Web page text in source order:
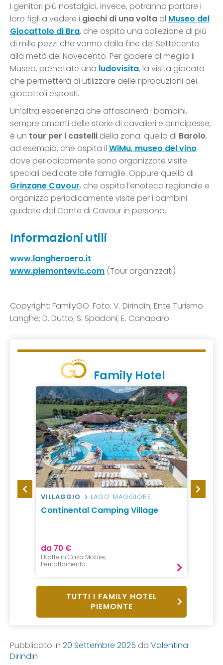
I genitori più nostalgici, invece, potranno portare i
loro figli a vedere i giochi di una volta al Museo del
Giocattolo di Bra, che ospita una collezione di più
di mille pezzi che vanno dalla fine del Settecento
alla metà del Novecento. Per godere al meglio il
Museo, prenotate una ludovisita, la visita giocata
che permetterà di utilizzare delle riproduzioni dei
giocattoli esposti.
Un’altra esperienza che affascinerà i bambini,
sempre amanti delle storie di cavalieri e principesse,
è un tour per i castelli della zona: quello di Barolo,
ad esempio, che ospita il WiMu, museo del vino
dove periodicamente sono organizzate visite
speciali dedicate alle famiglie. Oppure quello di
Grinzane Cavour, che ospita l’enoteca regionale e
organizza periodicamente visite per i bambini
guidate dal Conte di Cavour in persona.
Informazioni utili
www.langheroero.it
www.piemontevic.com (Tour organizzati)
Copyright: FamilyGO. Foto: V. Dirindin; Ente Turismo
Langhe; D. Dutto; S. Spadoni; E. Canaparo
Family Hotel
VILLAGGIO LAGO MAGGIORE
Continental Camping Village
da 70 €
1 Notte in Casa Mobile,
Pernottamento
TUTTI I FAMILY HOTEL
PIEMONTE
Pubblicato in 20 Settembre 2025 da Valentina
Dirindin